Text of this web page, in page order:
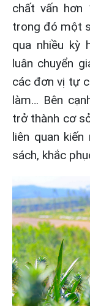
chất vấn hơn
trong đó một
qua nhiều kỳ
luân chuyển
các đơn vị tự
làm… Bên
trở thành cơ
liên quan
sách, khắc